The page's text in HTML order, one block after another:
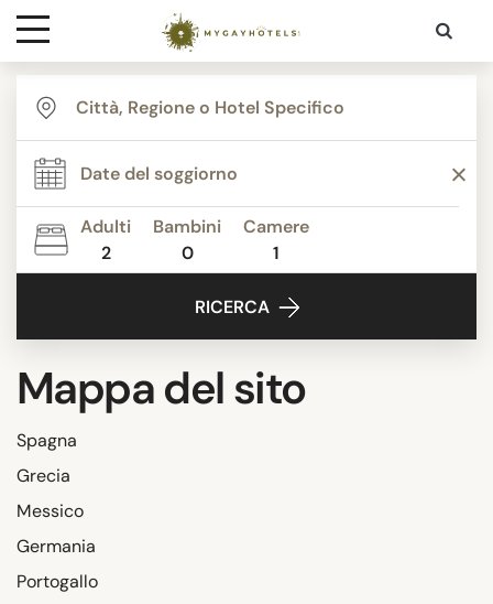
Destinazioni
Contatti
Media
Adulti
2
Bambini
0
Camere
1
RICERCA
Mappa del sito
Spagna
Grecia
Messico
Germania
Portogallo